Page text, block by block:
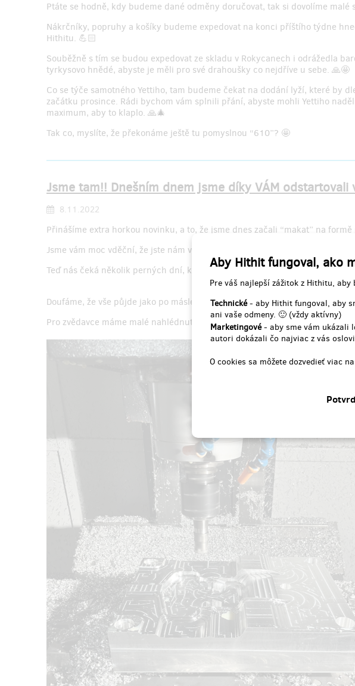
Aby Hithit fungoval, ako
Pre váš najlepší zážitok z Hithitu,
Technické- aby Hithit fungoval, aby
ani vaše odmeny. 🙂 (vždy aktívny)
Marketingové- aby sme vám ukázali
autori dokázali čo najviac z vás
O cookies sa môžete dozvedieť viac
Ptáte se hodně, kdy budeme dané odměny doručovat, tak si dovolíme malé
Nákrčníky, popruhy a košíky budeme expedovat na konci příštího týdne
Hithitu. 💪🏻
Souběžně s tím se budou expedovat ze skladu v Rokycanech i odrážedla
tyrkysovo hnědé, abyste je měli pro své drahoušky co nejdříve u sebe. 🙏🤩
Co se týče samotného Yettiho, tam budeme čekat na dodání lyží, které by
začátku prosince. Rádi bychom vám splnili přání, abyste mohli Yettiho
maximum, aby to klaplo. 🙏🎄
Tak co, myslíte, že překonáme ještě tu pomyslnou “610”? 🤩
Jsme tam!! Dnešním dnem jsme díky VÁM odstartovali
8.11.2022
Přinášíme extra horkou novinku, a to, že jsme dnes začali “makat” na
Jsme vám moc vděční, že jste nám věřili a podpořili nás v našem projektu. 🤩
Teď nás čeká několik perných dní, kdy budeme ladit veškeré detaily formy,
Doufáme, že vše půjde jako po másle a lyže budeme moci přibalit našemu
Pro zvědavce máme malé nahlédnutí pod pokličku. 🥰